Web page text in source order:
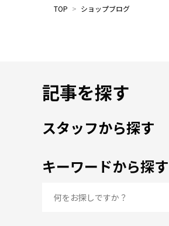
TOP > ショップブログ
記事を探す
スタッフから探す
キーワードから探す